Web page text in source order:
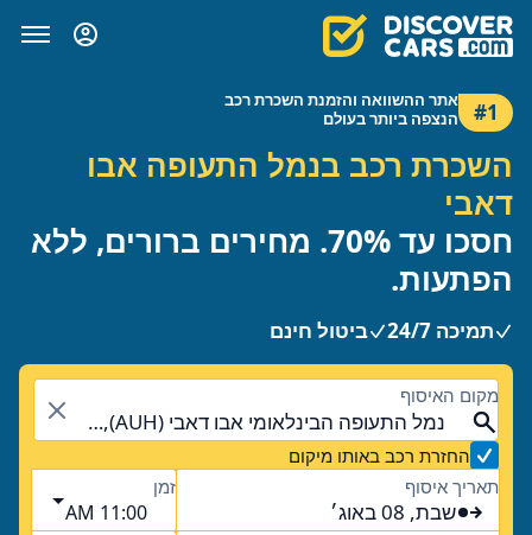
#1
אתר ההשוואה והזמנת השכרת רכב
הנצפה ביותר בעולם
השכרת רכב בנמל התעופה אבו
דאבי
חסכו עד 70%. מחירים ברורים, ללא
הפתעות.
תמיכה 24/7 ביטול חינם
מקום האיסוף
נמל התעופה הבינלאומי אבו דאבי (AUH), אבו דאבי, איחוד האמירויות הערביות
החזרת רכב באותו מיקום
תאריך איסוף
שבת, 08 באוג׳
זמן
11:00 AM